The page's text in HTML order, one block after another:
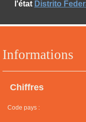
Informations
Chiffres
Code pays :
l'état Distrito